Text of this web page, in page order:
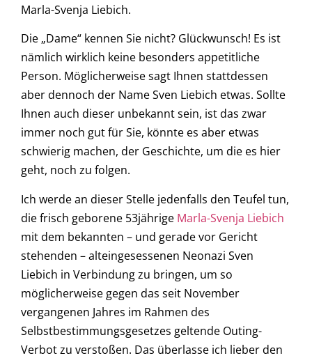
Marla-Svenja Liebich.
Die „Dame“ kennen Sie nicht? Glückwunsch! Es ist
nämlich wirklich keine besonders appetitliche
Person. Möglicherweise sagt Ihnen stattdessen
aber dennoch der Name Sven Liebich etwas. Sollte
Ihnen auch dieser unbekannt sein, ist das zwar
immer noch gut für Sie, könnte es aber etwas
schwierig machen, der Geschichte, um die es hier
geht, noch zu folgen.
Ich werde an dieser Stelle jedenfalls den Teufel tun,
die frisch geborene 53jährige Marla-Svenja Liebich
mit dem bekannten – und gerade vor Gericht
stehenden – alteingesessenen Neonazi Sven
Liebich in Verbindung zu bringen, um so
möglicherweise gegen das seit November
vergangenen Jahres im Rahmen des
Selbstbestimmungsgesetzes geltende Outing-
Verbot zu verstoßen. Das überlasse ich lieber den